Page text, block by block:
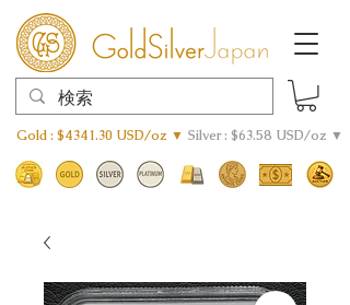
Gold : $4341.30 USD/oz ▼ Silver : $63.58 USD/oz ▼